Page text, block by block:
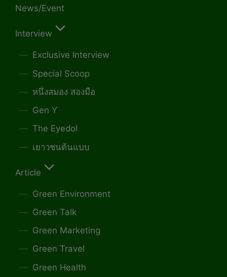
News/Event
Interview
Exclusive Interview
Special Scoop
หนึ่งสมอง สองมือ
Gen Y
The Eyedol
เยาวชนต้นแบบ
Article
Green Environment
Green Talk
Green Marketing
Green Travel
Green Health